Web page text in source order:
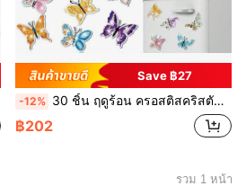
Save ฿27
-12% 30 ชิ้น ฤดูร้อน ครอสติสคริสตัล แม่เหล็กติดตู้เย็น + ครอสติสคริสตัล ชุด สติ๊กเกอร์ สำหรับ ตู้เย็น , รถ , โลหะ ผิวพื้น ตกแต่ง พร้อม 5D ไดมอนด์อาร์ต ( ผีเสื้อ )
฿202
รวม 1 หน้า